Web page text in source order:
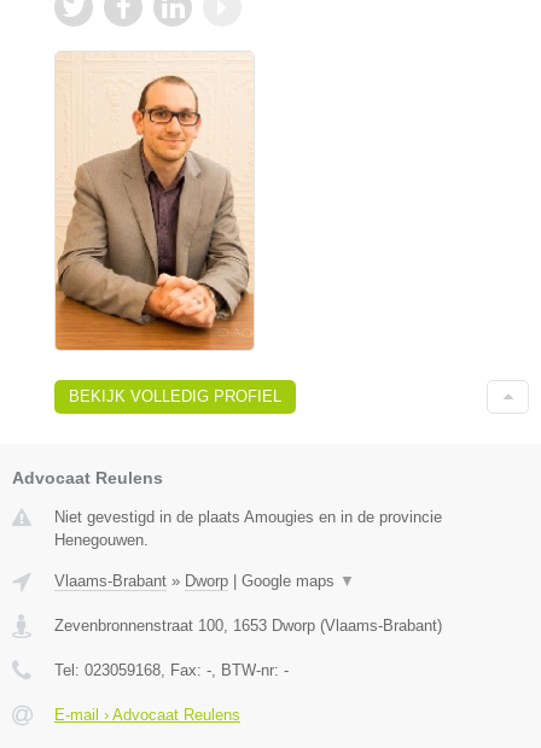
BEKIJK VOLLEDIG PROFIEL
Advocaat Reulens
Niet gevestigd in de plaats Amougies en in de provincie
Henegouwen.
Vlaams-Brabant » Dworp Google maps ▼
Zevenbronnenstraat 100 1653 Dworp (Vlaams-Brabant)
Tel: 023059168 , Fax: - , BTW-nr: -
E-mail › Advocaat Reulens